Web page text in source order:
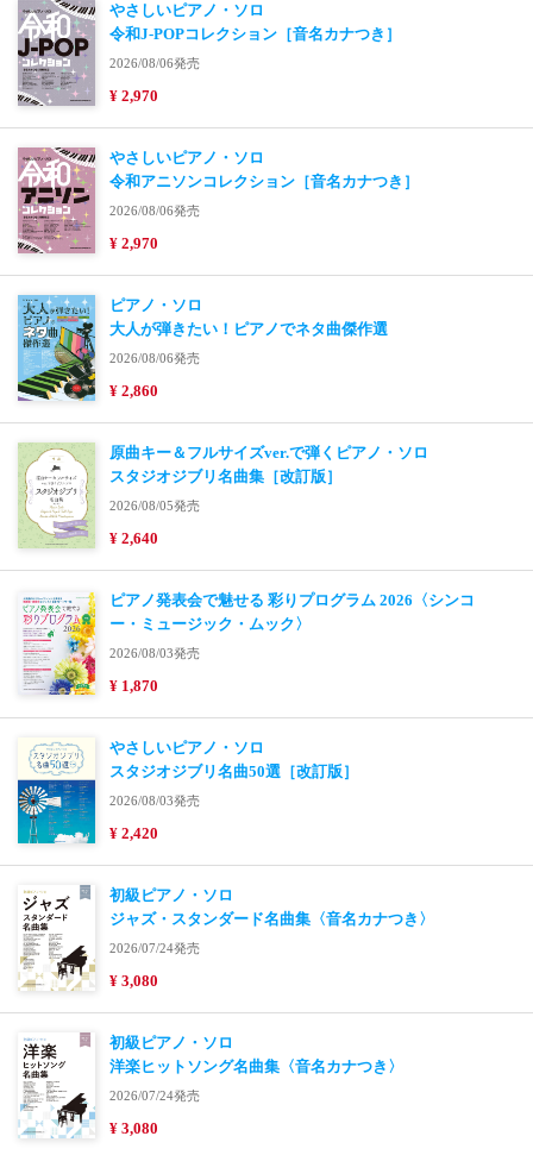
やさしいピアノ・ソロ
令和J-POPコレクション［音名カナつき］
2026/08/06発売
¥ 2,970
やさしいピアノ・ソロ
令和アニソンコレクション［音名カナつき］
2026/08/06発売
¥ 2,970
ピアノ・ソロ
大人が弾きたい！ピアノでネタ曲傑作選
2026/08/06発売
¥ 2,860
原曲キー＆フルサイズver.で弾くピアノ・ソロ
スタジオジブリ名曲集［改訂版］
2026/08/05発売
¥ 2,640
ピアノ発表会で魅せる 彩りプログラム 2026〈シンコ
ー・ミュージック・ムック〉
2026/08/03発売
¥ 1,870
やさしいピアノ・ソロ
スタジオジブリ名曲50選［改訂版］
2026/08/03発売
¥ 2,420
初級ピアノ・ソロ
ジャズ・スタンダード名曲集〈音名カナつき〉
2026/07/24発売
¥ 3,080
初級ピアノ・ソロ
洋楽ヒットソング名曲集〈音名カナつき〉
2026/07/24発売
¥ 3,080